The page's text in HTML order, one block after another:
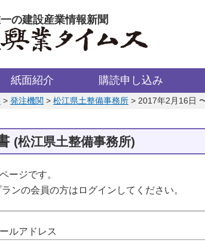
の建設産業情報新聞
紙面紹介 購読申し込み
> 発注機関 > 松江県土整備事務所 > 2017年2月16日
(松江県土整備事務所)
ージです。
ンの会員の方はログインしてください。
ルアドレス